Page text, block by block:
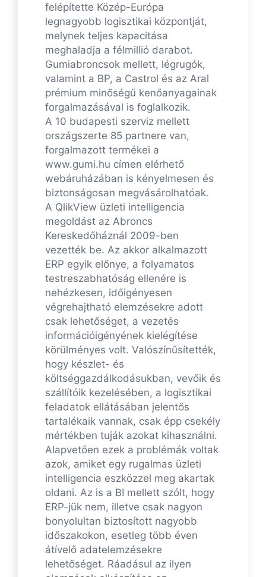
felépítette Közép-Európa
legnagyobb logisztikai központját,
melynek teljes kapacitása
meghaladja a félmillió darabot.
Gumiabroncsok mellett, légrugók,
valamint a BP, a Castrol és az Aral
prémium minőségű kenőanyagainak
forgalmazásával is foglalkozik.
A 10 budapesti szerviz mellett
országszerte 85 partnere van,
forgalmazott termékei a
www.gumi.hu címen elérhető
webáruházában is kényelmesen és
biztonságosan megvásárolhatóak.
A QlikView üzleti intelligencia
megoldást az Abroncs
Kereskedőháznál 2009-ben
vezették be. Az akkor alkalmazott
ERP egyik előnye, a folyamatos
testreszabhatóság ellenére is
nehézkesen, időigényesen
végrehajtható elemzésekre adott
csak lehetőséget, a vezetés
információigényének kielégítése
körülményes volt. Valószínűsítették,
hogy készlet- és
költséggazdálkodásukban, vevőik és
szállítóik kezelésében, a logisztikai
feladatok ellátásában jelentős
tartalékaik vannak, csak épp csekély
mértékben tuják azokat kihasználni.
Alapvetően ezek a problémák voltak
azok, amiket egy rugalmas üzleti
intelligencia eszközzel meg akartak
oldani. Az is a BI mellett szólt, hogy
ERP-jük nem, illetve csak nagyon
bonyolultan biztosított nagyobb
időszakokon, esetleg több éven
átívelő adatelemzésekre
lehetőséget. Ráadásul az ilyen